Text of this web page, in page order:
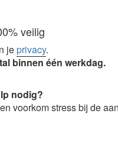
veilig
jeprivacy.
binnen één werkdag.
nodig?
voorkom stress bij de